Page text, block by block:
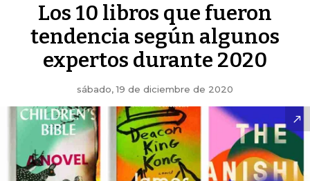
Los 10 libros que fueron
tendencia según algunos
expertos durante 2020
sábado, 19 de diciembre de 2020